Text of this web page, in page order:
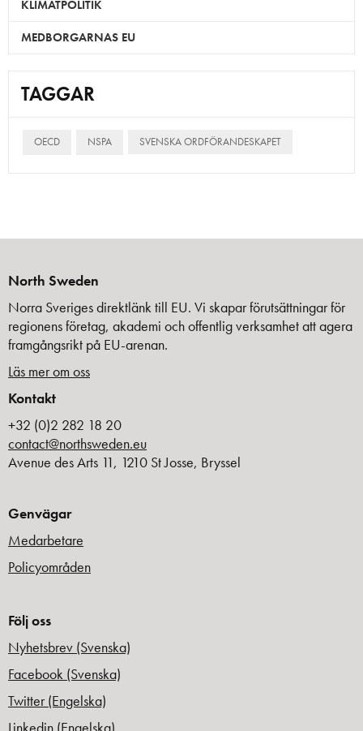
KLIMATPOLITIK
MEDBORGARNAS EU
TAGGAR
OECD NSPA SVENSKA ORDFÖRANDESKAPET
North Sweden
Norra Sveriges direktlänk till EU. Vi skapar förutsättningar för
regionens företag, akademi och offentlig verksamhet att agera
framgångsrikt på EU-arenan.
Läs mer om oss
Kontakt
+32 (0)2 282 18 20
contact@northsweden.eu
Avenue des Arts 11, 1210 St Josse, Bryssel
Genvägar
Medarbetare
Policyområden
Följ oss
Nyhetsbrev (Svenska)
Facebook (Svenska)
Twitter (Engelska)
Linkedin (Engelska)